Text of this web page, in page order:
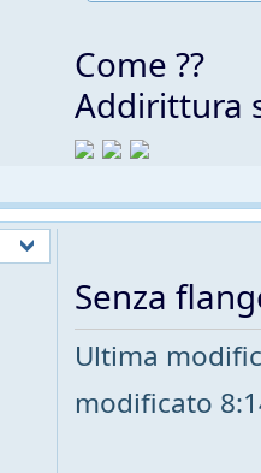
Come ??
Addirittura
Senza
Ultima
modificato